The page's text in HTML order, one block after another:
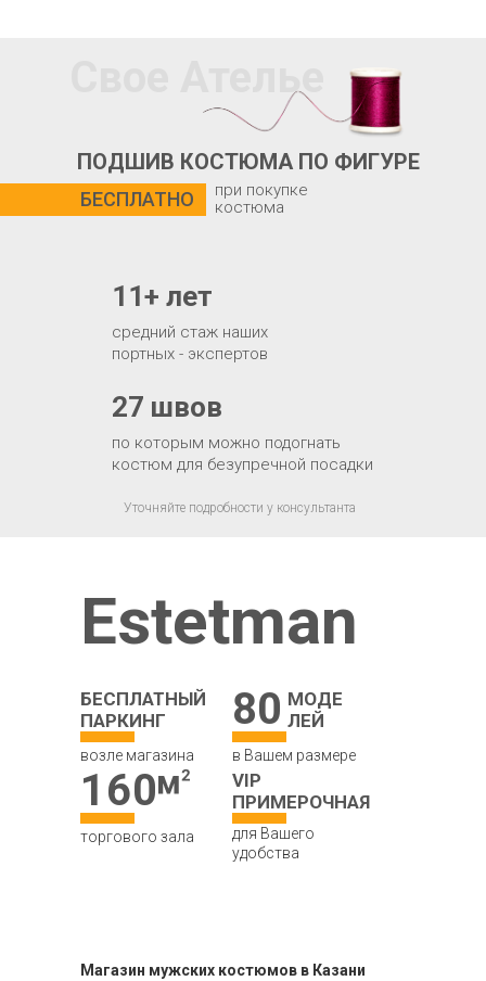
Свое Ателье
ПОДШИВ КОСТЮМА ПО ФИГУРЕ
БЕСПЛАТНО
по которым можно подогнать
костюм для безупречной посадки
27 швов
средний стаж наших
портных - экспертов
11+ лет
при покупке
костюма
Уточняйте подробности у консультанта
Estetman
БЕСПЛАТНЫЙ
ПАРКИНГ
возле магазина
80 МОДЕ
ЛЕЙ
в Вашем размере
160
торгового зала
VIP
ПРИМЕРОЧНАЯ
для Вашего
удобства
Магазин мужских костюмов в Казани